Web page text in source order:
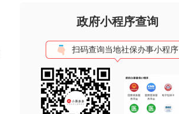
政府小程序查询
扫码查询当地社保办事小程序